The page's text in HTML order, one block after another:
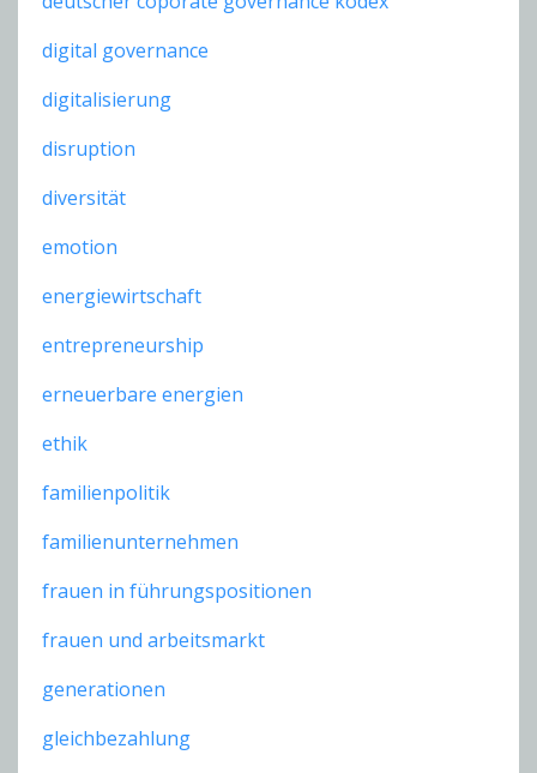
digital governance
digitalisierung
disruption
diversität
emotion
energiewirtschaft
entrepreneurship
erneuerbare energien
ethik
familienpolitik
familienunternehmen
frauen in führungspositionen
frauen und arbeitsmarkt
generationen
gleichbezahlung